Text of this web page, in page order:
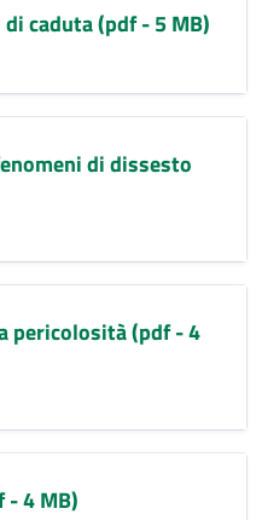
caduta (pdf - 5 MB)
di dissesto
pericolosità (pdf - 4
- 4 MB)